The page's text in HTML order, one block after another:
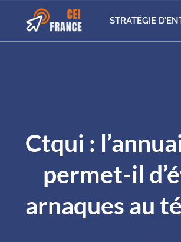
STRATÉGIE
Ctqui :
permet-il
arnaques au